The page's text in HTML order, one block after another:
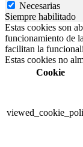
Necesarias
Siempre habilitado
Estas cookies son
funcionamiento de
facilitan la
Estas cookies no
Cookie